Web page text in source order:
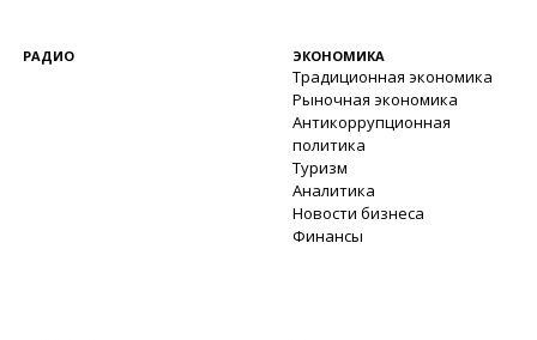
РАДИО ЭКОНОМИКА
Традиционная экономика
Рыночная экономика
Антикоррупционная
политика
Туризм
Аналитика
Новости бизнеса
Финансы